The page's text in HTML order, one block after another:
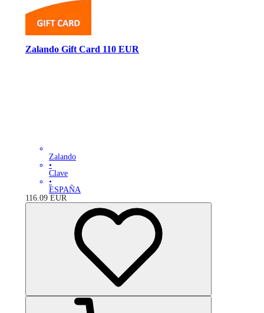
Zalando Gift Card 110 EUR
Zalando
•
Clave
•
ESPAÑA
116.09 EUR